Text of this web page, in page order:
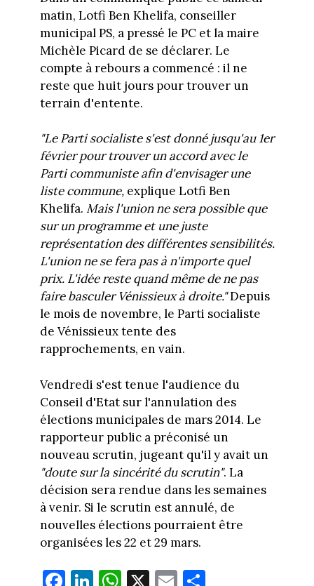
matin, Lotfi Ben Khelifa, conseiller
municipal PS, a pressé le PC et la maire
Michèle Picard de se déclarer. Le
compte à rebours a commencé : il ne
reste que huit jours pour trouver un
terrain d'entente.
"Le Parti socialiste s'est donné jusqu'au 1er
février pour trouver un accord avec le
Parti communiste afin d'envisager une
liste commune,explique Lotfi Ben
Khelifa. Mais l'union ne sera possible que
sur un programme et une juste
représentation des différentes sensibilités.
L'union ne se fera pas à n'importe quel
prix. L'idée reste quand même de ne pas
faire basculer Vénissieux à droite."Depuis
le mois de novembre, le Parti socialiste
de Vénissieux tente des
rapprochements, en vain.
Vendredi s'est tenue l'audience du
Conseil d'Etat sur l'annulation des
élections municipales de mars 2014. Le
rapporteur public a préconisé un
nouveau scrutin, jugeant qu'il y avait un
"doute sur la sincérité du scrutin". La
décision sera rendue dans les semaines
à venir. Si le scrutin est annulé, de
nouvelles élections pourraient être
organisées les 22 et 29 mars.